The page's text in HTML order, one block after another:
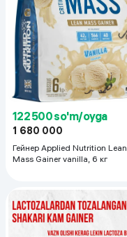
122 500 so'm/oyga
1 680 000
Гейнер Applied Nutrition Lean
Mass Gainer vanilla, 6 кг